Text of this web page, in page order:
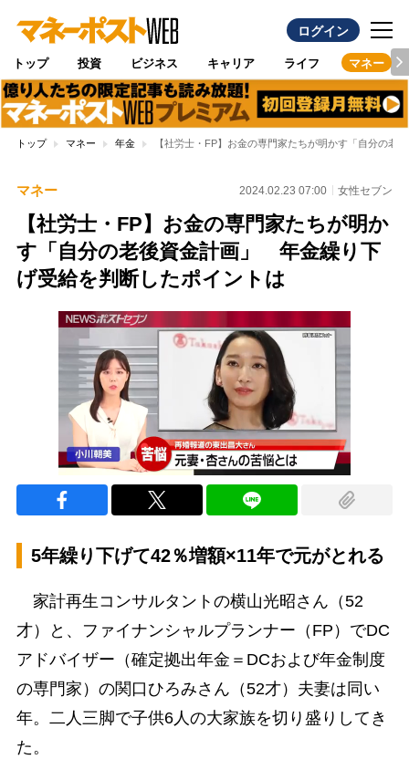
ログイン
トップ 投資 ビジネス キャリア ライフ マネー
トップ マネー 年金 【社労士・FP】お金の専門家たちが明かす「自分の
マネー 2024.02.23 07:00 女性セブン
【社労士・FP】お金の専門家たちが明か
す「自分の老後資金計画」 年金繰り下
げ受給を判断したポイントは
5年繰り下げて42％増額×11年で元がとれる
家計再生コンサルタントの横山光昭さん（52
才）と、ファイナンシャルプランナー（FP）でDC
アドバイザー（確定拠出年金＝DCおよび年金制度
の専門家）の関口ひろみさん（52才）夫妻は同い
年。二人三脚で子供6人の大家族を切り盛りしてき
た。